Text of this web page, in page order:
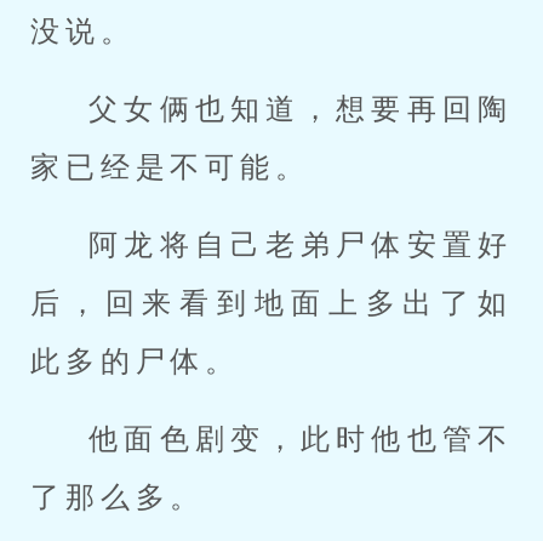
没说。
父女俩也知道，想要再回陶
家已经是不可能。
阿龙将自己老弟尸体安置好
后，回来看到地面上多出了如
此多的尸体。
他面色剧变，此时他也管不
了那么多。